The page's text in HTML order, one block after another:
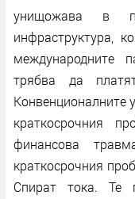
унищожава в
инфраструктура,
международните
трябва да
Конвенционалните
краткосрочния
финансова
краткосрочния
Спират тока. Те